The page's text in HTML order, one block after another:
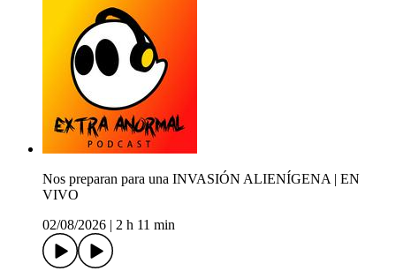
Nos preparan para una INVASIÓN ALIENÍGENA | EN
VIVO
02/08/2026
2 h 11 min